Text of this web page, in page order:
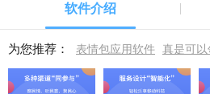
软件介绍
为您推荐： 表情包应用软件 真是可以